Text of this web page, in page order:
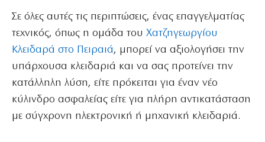
Σε όλες αυτές τις περιπτώσεις, ένας επαγγελματίας
τεχνικός, όπως η ομάδα του Χατζηγεωργίου
Κλειδαρά στο Πειραιά, μπορεί να αξιολογήσει την
υπάρχουσα κλειδαριά και να σας προτείνει την
κατάλληλη λύση, είτε πρόκειται για έναν νέο
κύλινδρο ασφαλείας είτε για πλήρη αντικατάσταση
με σύγχρονη ηλεκτρονική ή μηχανική κλειδαριά.